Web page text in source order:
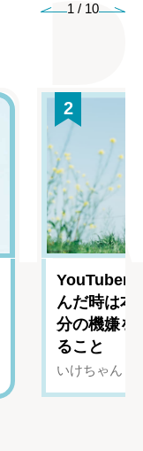
1 / 10
2
YouTuber
んだ時は
分の機嫌を
ること
いけちゃん（